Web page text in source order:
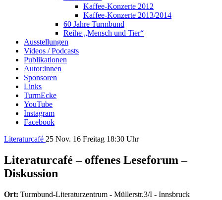
Kaffee-Konzerte 2012
Kaffee-Konzerte 2013/2014
60 Jahre Turmbund
Reihe „Mensch und Tier“
Ausstellungen
Videos / Podcasts
Publikationen
Autor:innen
Sponsoren
Links
TurmEcke
YouTube
Instagram
Facebook
Literaturcafé 25 Nov. 16 Freitag 18:30 Uhr
Literaturcafé – offenes Leseforum –
Diskussion
Ort: Turmbund-Literaturzentrum - Müllerstr.3/I - Innsbruck